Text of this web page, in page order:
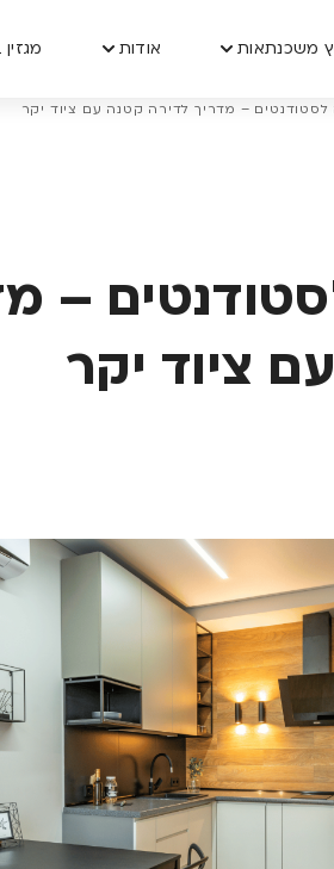
משכנתאות אודות
לסטודנטים – מדריך לדירה קטנה עם ציוד יקר
–
ציוד יקר